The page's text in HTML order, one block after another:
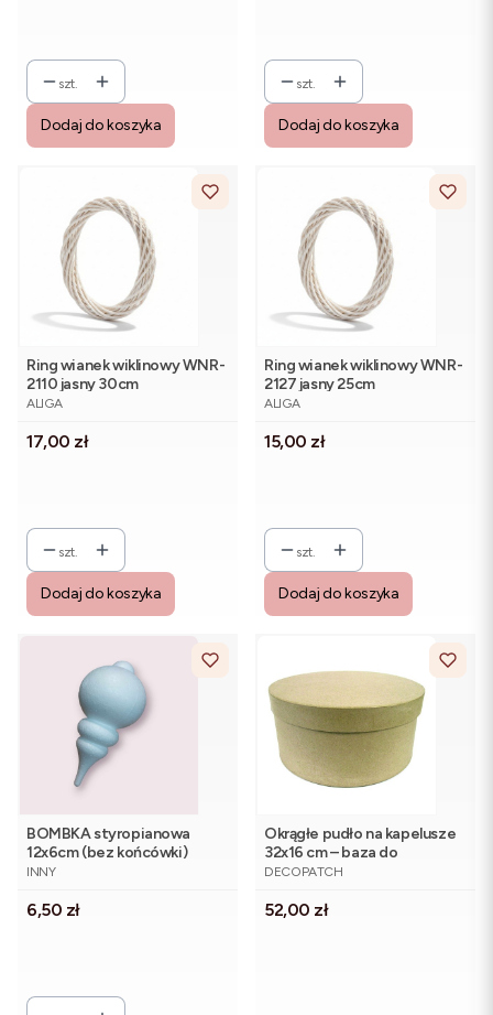
szt.
Dodaj do koszyka
szt.
Dodaj do koszyka
Ring wianek wiklinowy WNR-
2110 jasny 30cm
PRODUCENT
ALIGA
Cena
17,00 zł
szt.
Dodaj do koszyka
Ring wianek wiklinowy WNR-
2127 jasny 25cm
PRODUCENT
ALIGA
Cena
15,00 zł
szt.
Dodaj do koszyka
BOMBKA styropianowa
12x6cm (bez końcówki)
PRODUCENT
INNY
Cena
6,50 zł
Okrągłe pudło na kapelusze
32x16 cm – baza do
zdobienia
PRODUCENT
DECOPATCH
Cena
52,00 zł